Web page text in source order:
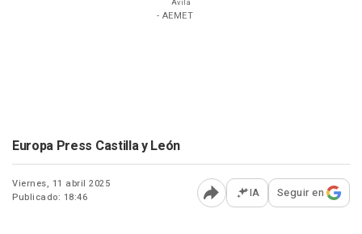
Ávila
- AEMET
Europa Press Castilla y León
Viernes, 11 abril 2025
Publicado: 18:46
Abrir opciones para
IA Seguir en